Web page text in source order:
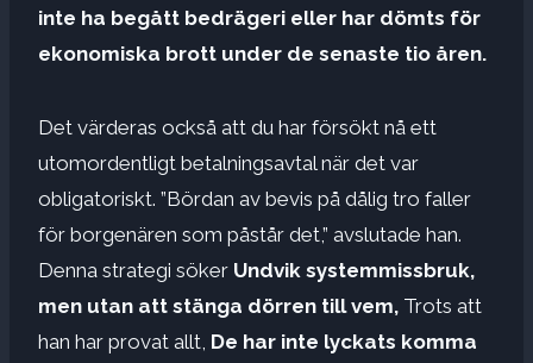
inte ha begått bedrägeri eller har dömts för
ekonomiska brott under de senaste tio åren.
Det värderas också att du har försökt nå ett
utomordentligt betalningsavtal när det var
obligatoriskt. ”Bördan av bevis på dålig tro faller
för borgenären som påstår det,” avslutade han.
Denna strategi söker Undvik systemmissbruk,
men utan att stänga dörren till vem, Trots att
han har provat allt, De har inte lyckats komma